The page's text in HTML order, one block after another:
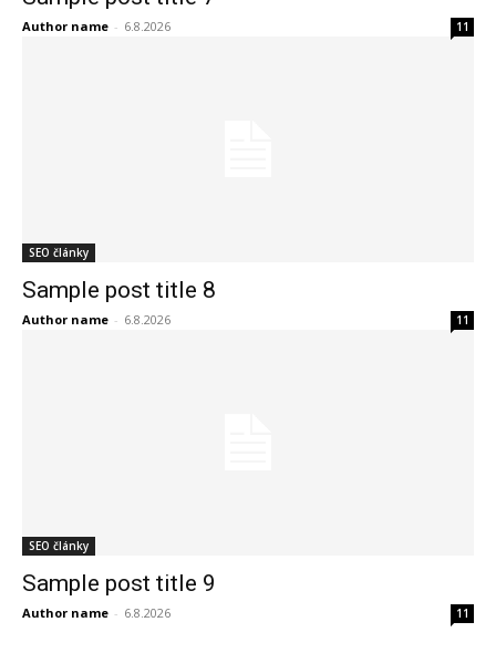
Author name - 6.8.2026 11
SEO články
Sample post title 8
Author name - 6.8.2026 11
SEO články
Sample post title 9
Author name - 6.8.2026 11